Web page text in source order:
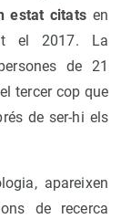
estat citatsen
el 2017. La
de 21
tercer cop que
de ser-hi els
apareixen
de recerca